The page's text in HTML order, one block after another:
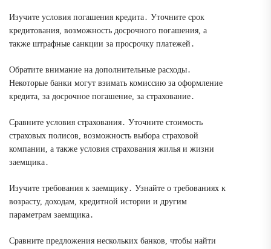
Изучите условия погашения кредита․ Уточните срок
кредитования, возможность досрочного погашения, а
также штрафные санкции за просрочку платежей․
Обратите внимание на дополнительные расходы․
Некоторые банки могут взимать комиссию за оформление
кредита, за досрочное погашение, за страхование․
Сравните условия страхования․ Уточните стоимость
страховых полисов, возможность выбора страховой
компании, а также условия страхования жилья и жизни
заемщика․
Изучите требования к заемщику․ Узнайте о требованиях к
возрасту, доходам, кредитной истории и другим
параметрам заемщика․
Сравните предложения нескольких банков, чтобы найти